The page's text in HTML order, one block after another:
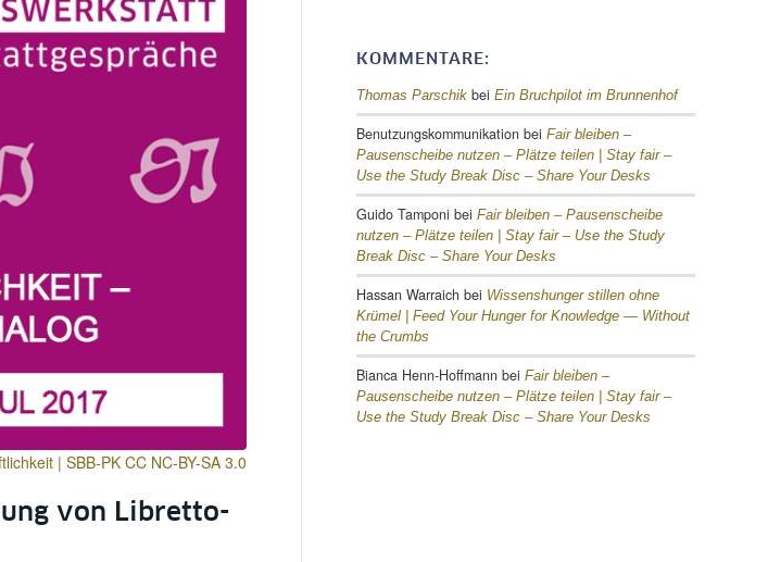
| SBB-PK CC NC-BY-SA 3.0
von Libretto-
KOMMENTARE:
Thomas Parschik bei Ein Bruchpilot im Brunnenhof
Benutzungskommunikation bei Fair bleiben –
Pausenscheibe nutzen – Plätze teilen | Stay fair –
Use the Study Break Disc – Share Your Desks
Guido Tamponi bei Fair bleiben – Pausenscheibe
nutzen – Plätze teilen | Stay fair – Use the Study
Break Disc – Share Your Desks
Hassan Warraich bei Wissenshunger stillen ohne
Krümel | Feed Your Hunger for Knowledge — Without
the Crumbs
Bianca Henn-Hoffmann bei Fair bleiben –
Pausenscheibe nutzen – Plätze teilen | Stay fair –
Use the Study Break Disc – Share Your Desks